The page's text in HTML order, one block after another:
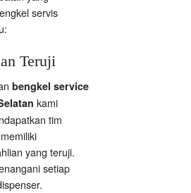
servis
Teruji
bengkel service
kami
tim
yang teruji.
setiap